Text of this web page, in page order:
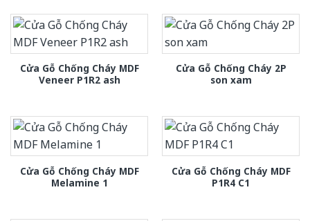
Cửa Gỗ Chống Cháy MDF
Veneer P1R2 ash
Cửa Gỗ Chống Cháy 2P
son xam
Cửa Gỗ Chống Cháy MDF
Melamine 1
Cửa Gỗ Chống Cháy MDF
P1R4 C1